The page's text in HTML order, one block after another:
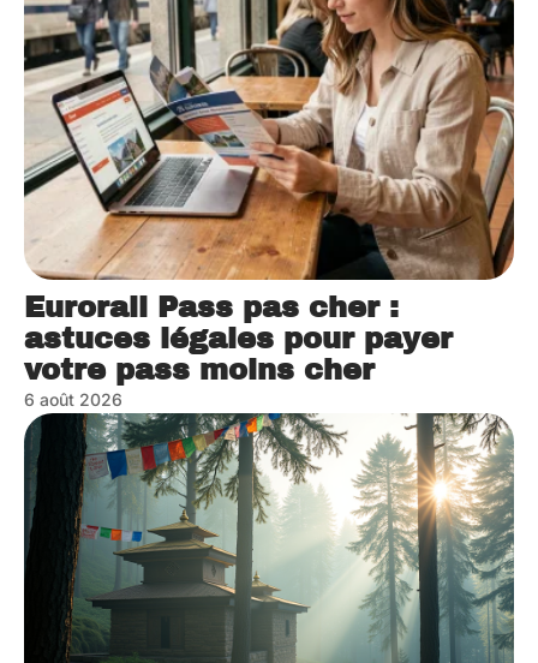
Eurorail Pass pas cher :
astuces légales pour payer
votre pass moins cher
6 août 2026